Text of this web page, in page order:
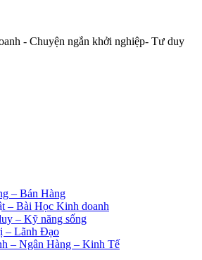
- Chuyện ngắn khởi nghiệp- Tư duy
– Bán Hàng
– Bài Học Kinh doanh
– Kỹ năng sống
– Lãnh Đạo
– Ngân Hàng – Kinh Tế